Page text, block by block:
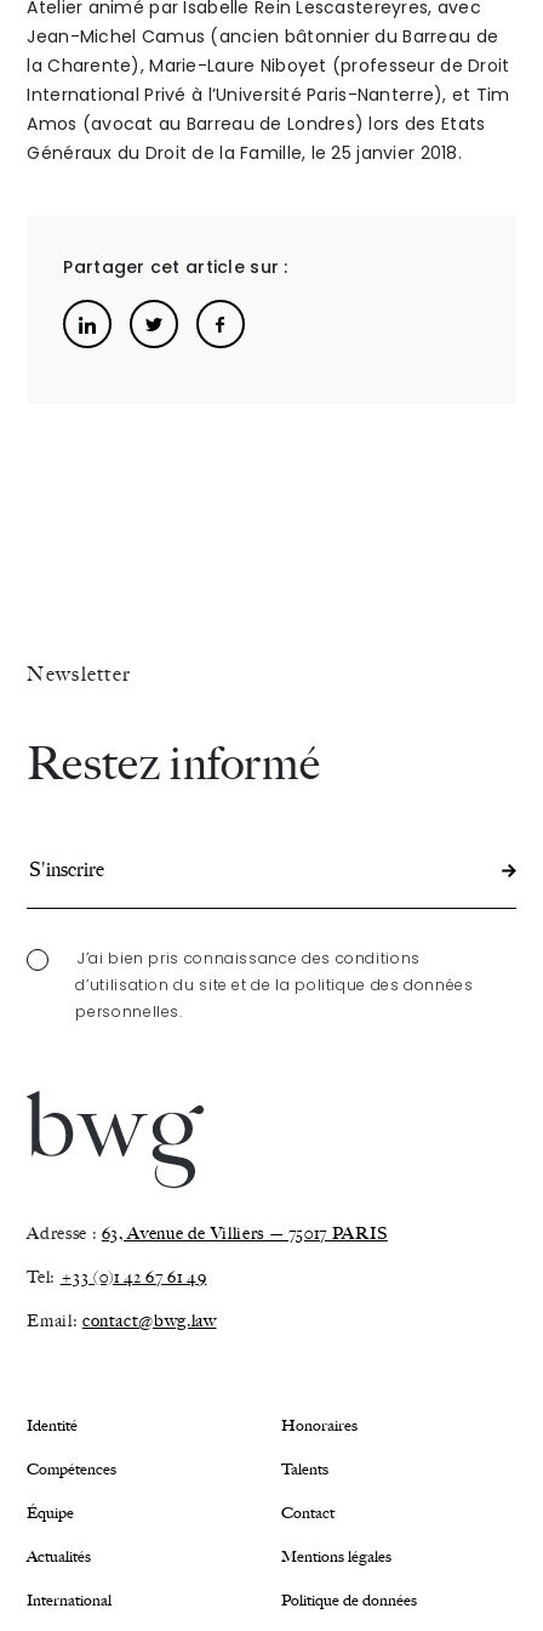
The Alliance
Honoraires
Talents Contact
enfants
mineurs
»
le
Atelier animé par Isabelle Rein Lescastereyres, avec
Jean-Michel Camus (ancien bâtonnier du Barreau de
la Charente), Marie-Laure Niboyet (professeur de Droit
International Privé à l’Université Paris-Nanterre), et Tim
Amos (avocat au Barreau de Londres) lors des Etats
Généraux du Droit de la Famille, le 25 janvier 2018.
Partager cet article sur :
Newsletter
Restez informé
J’ai bien pris connaissance des conditions
d’utilisation du site et de la politique des données
personnelles.
Adresse : 63, Avenue de Villiers — 75017 PARIS
Tel: +33 (0)1 42 67 61 49
Email: contact@bwg.law
Identité
Compétences
Équipe
Actualités
International
Honoraires
Talents
Contact
Mentions légales
Politique de données